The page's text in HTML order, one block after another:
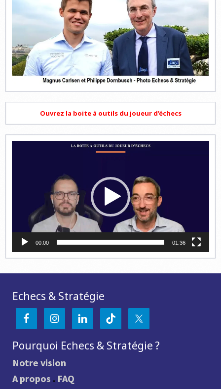
Ouvrez la boite à outils du joueur d'échecs
00:00 01:36
Echecs & Stratégie
Pourquoi Echecs & Stratégie ?
Notre vision
A propos . FAQ